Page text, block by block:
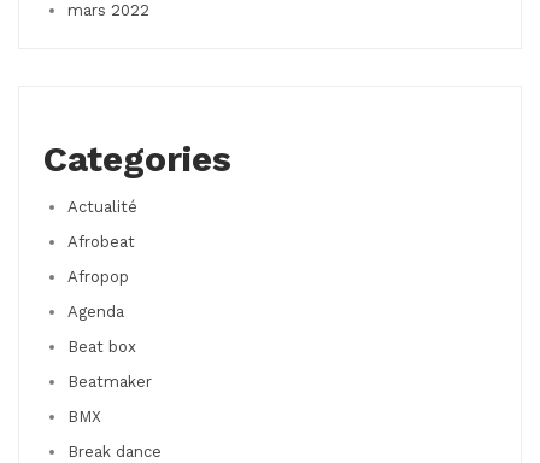
mars 2022
Categories
Actualité
Afrobeat
Afropop
Agenda
Beat box
Beatmaker
BMX
Break dance